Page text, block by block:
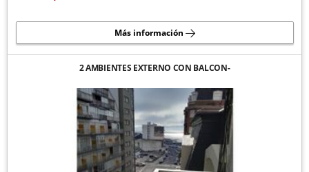
Más información
2 AMBIENTES EXTERNO CON BALCON-